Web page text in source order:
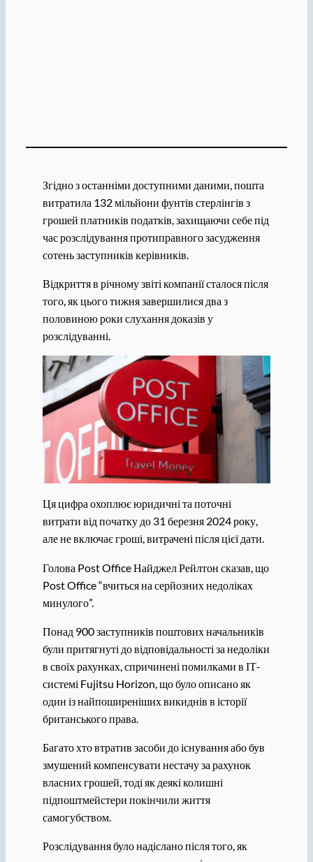
Згідно з останніми доступними даними, пошта
витратила 132 мільйони фунтів стерлінгів з
грошей платників податків, захищаючи себе під
час розслідування протиправного засудження
сотень заступників керівників.
Відкриття в річному звіті компанії сталося після
того, як цього тижня завершилися два з
половиною роки слухання доказів у
розслідуванні.
Ця цифра охоплює юридичні та поточні
витрати від початку до 31 березня 2024 року,
але не включає гроші, витрачені після цієї дати.
Голова Post Office Найджел Рейлтон сказав, що
Post Office “вчиться на серйозних недоліках
минулого”.
Понад 900 заступників поштових начальників
були притягнуті до відповідальності за недоліки
в своїх рахунках, спричинені помилками в ІТ-
системі Fujitsu Horizon, що було описано як
один із найпоширеніших викиднів в історії
британського права.
Багато хто втратив засоби до існування або був
змушений компенсувати нестачу за рахунок
власних грошей, тоді як деякі колишні
підпоштмейстери покінчили життя
самогубством.
Розслідування було надіслано після того, як